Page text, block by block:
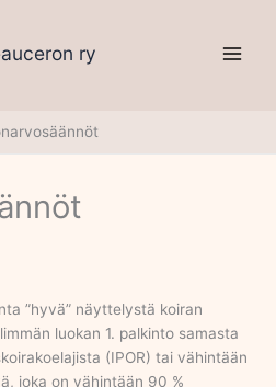
ry
”hyvä” näyttelystä koiran
luokan 1. palkinto samasta
(IPOR) tai vähintään
joka on vähintään 90 %